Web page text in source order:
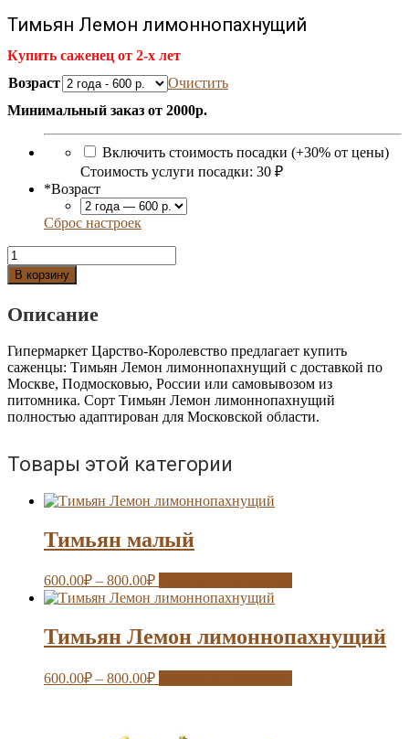
Тимьян Лемон лимоннопахнущий
Купить саженец от 2-х лет
Возраст
Очистить
Минимальный заказ от 2000р.
Включить стоимость посадки (+30% от цены)
Стоимость услуги посадки: 30 ₽
*Возраст
Сброс настроек
Количество
Тимьян
Лемон
В корзину
Описание
Гипермаркет Царство-Королевство предлагает купить
саженцы: Тимьян Лемон лимоннопахнущий с доставкой по
Москве, Подмосковью, России или самовывозом из
питомника. Сорт Тимьян Лемон лимоннопахнущий
полностью адаптирован для Московской области.
Товары этой категории
Тимьян малый
600.00₽ – 800.00₽
Тимьян Лемон лимоннопахнущий
600.00₽ – 800.00₽